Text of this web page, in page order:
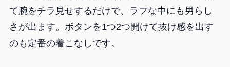
て腕をチラ見せするだけで、ラフな中にも男らし
さが出ます。ボタンを1つ2つ開けて抜け感を出す
のも定番の着こなしです。